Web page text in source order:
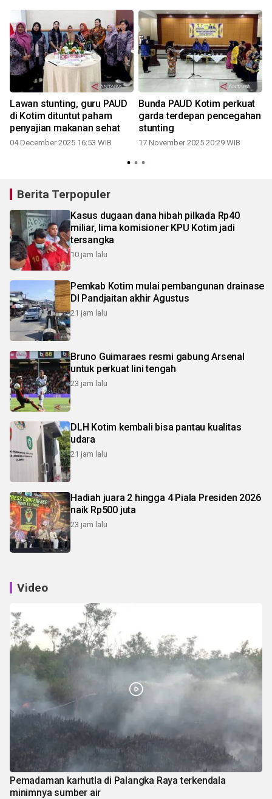
Lawan stunting, guru PAUD
di Kotim dituntut paham
penyajian makanan sehat
04 December 2025 16:53 WIB
Bunda PAUD Kotim perkuat
garda terdepan pencegahan
stunting
17 November 2025 20:29 WIB
Berita Terpopuler
Kasus dugaan dana hibah pilkada Rp40
miliar, lima komisioner KPU Kotim jadi
tersangka
10 jam lalu
Pemkab Kotim mulai pembangunan drainase
DI Pandjaitan akhir Agustus
21 jam lalu
Bruno Guimaraes resmi gabung Arsenal
untuk perkuat lini tengah
23 jam lalu
DLH Kotim kembali bisa pantau kualitas
udara
21 jam lalu
Hadiah juara 2 hingga 4 Piala Presiden 2026
naik Rp500 juta
23 jam lalu
Video
Pemadaman karhutla di Palangka Raya terkendala
minimnya sumber air